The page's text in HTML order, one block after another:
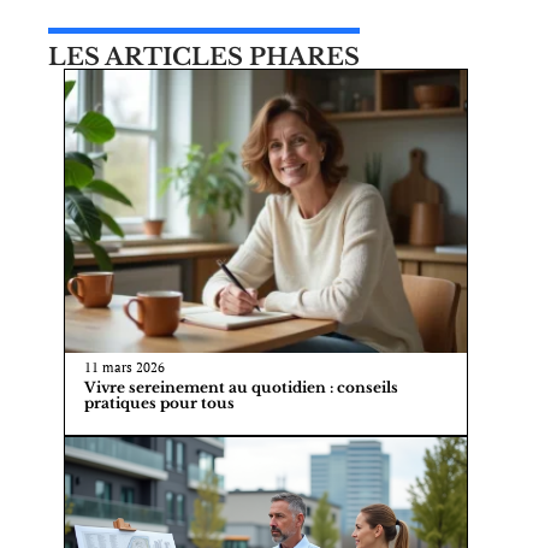
LES ARTICLES PHARES
11 mars 2026
Vivre sereinement au quotidien : conseils
pratiques pour tous